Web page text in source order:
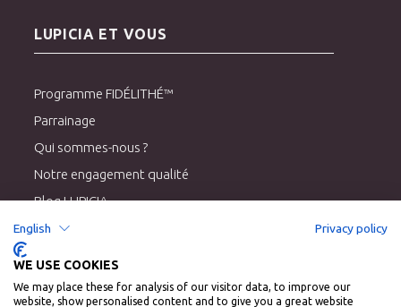
LUPICIA ET VOUS
Programme FIDÉLITHÉ™
Parrainage
Qui sommes-nous ?
Notre engagement qualité
Blog LUPICIA
Conditions générales de vente
English Privacy policy
WE USE COOKIES
We may place these for analysis of our visitor data, to improve our
website, show personalised content and to give you a great website